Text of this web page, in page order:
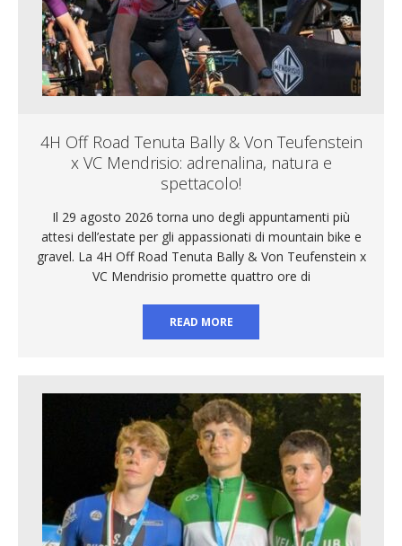
4H Off Road Tenuta Bally & Von Teufenstein
x VC Mendrisio: adrenalina, natura e
spettacolo!
Il 29 agosto 2026 torna uno degli appuntamenti più
attesi dell’estate per gli appassionati di mountain bike e
gravel. La 4H Off Road Tenuta Bally & Von Teufenstein x
VC Mendrisio promette quattro ore di
READ MORE